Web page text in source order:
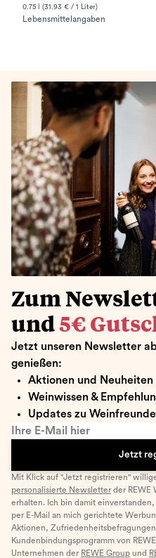
0.75 l (31.93 € / 1 Liter)
Lebensmittelangaben
Zum
und 5€
Jetzt unseren Newsletter
genießen:
Aktionen und Neuheiten
Weinwissen &
Updates zu
Ihre E-Mail hier
Jetzt
Mit Klick auf "Jetzt registrieren"
personalisierte Newsletter der REWE
erhalten. Ich bin damit
per E-Mail an mich gerichtete
Aktionen,
Kundenbindungsprogramm von
Unternehmen der REWE Group und